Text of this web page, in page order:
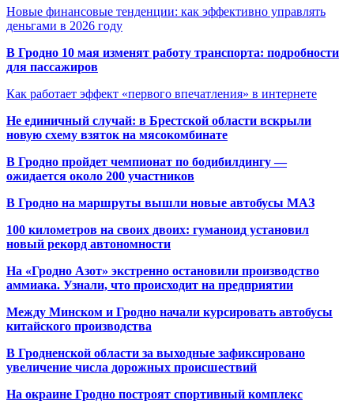
Новые финансовые тенденции: как эффективно управлять
деньгами в 2026 году
В Гродно 10 мая изменят работу транспорта: подробности
для пассажиров
Как работает эффект «первого впечатления» в интернете
Не единичный случай: в Брестской области вскрыли
новую схему взяток на мясокомбинате
В Гродно пройдет чемпионат по бодибилдингу —
ожидается около 200 участников
В Гродно на маршруты вышли новые автобусы МАЗ
100 километров на своих двоих: гуманоид установил
новый рекорд автономности
На «Гродно Азот» экстренно остановили производство
аммиака. Узнали, что происходит на предприятии
Между Минском и Гродно начали курсировать автобусы
китайского производства
В Гродненской области за выходные зафиксировано
увеличение числа дорожных происшествий
На окраине Гродно построят спортивный комплекс